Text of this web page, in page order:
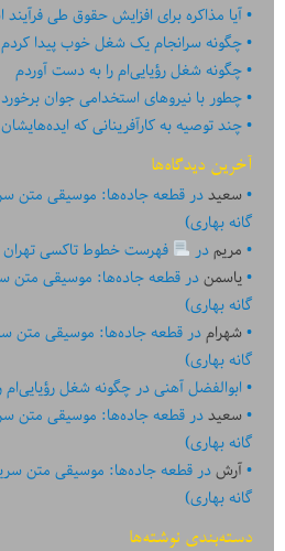
آیا مذاکره برای افزایش حقوق طی
چگونه سرانجام یک شغل خوب پیدا
چگونه شغل رؤیایی‌ام را به دست آوردم
چطور با نیروهای استخدامی جوان
چند توصیه به کارآفرینانی که
آخرین دیدگاه‌ها
سعیددر
گانه بهاری)
مریمدر فهرست خطوط تاکسی تهران ۱۴۰۳
یاسمندر
گانه بهاری)
شهرامدر
گانه بهاری)
ابوالفضل آهنیدر چگونه شغل
سعیددر
گانه بهاری)
آرشدر
گانه بهاری)
دسته‌بندی نوشته‌ها